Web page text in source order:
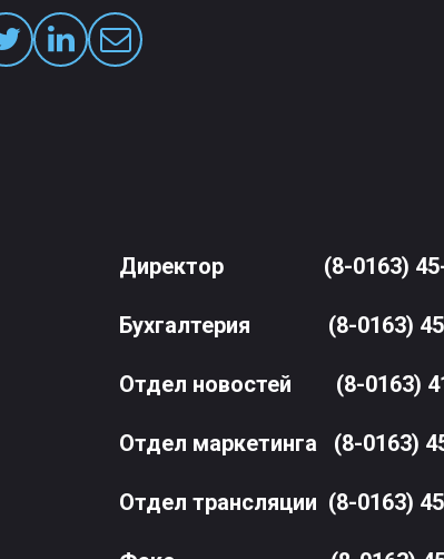
Директор (8-0163)
Бухгалтерия (8-0163)
Отдел новостей (8-0163)
Отдел маркетинга (8-0163)
Отдел трансляции (8-0163)